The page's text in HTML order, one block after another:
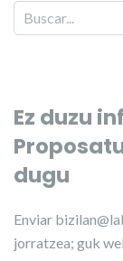
Ez duzu
dugu
Enviar
jorratzea; guk